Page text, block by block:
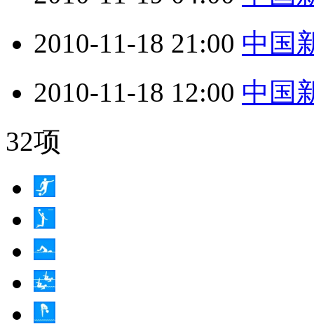
2010-11-18 21:00 中国
2010-11-18 12:00 中国
32项